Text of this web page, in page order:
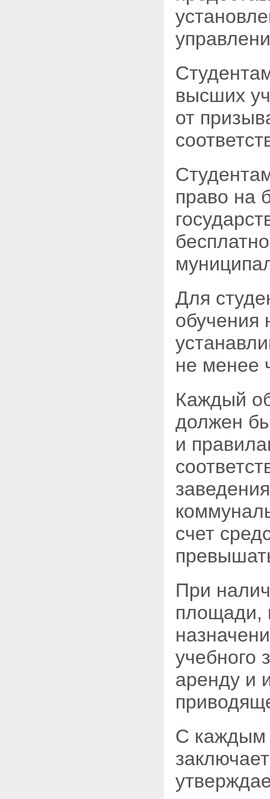
высших
от
право на
Для
обучения
не менее
Каждый
должен
и
счет
При
площади,
учебного
аренду и
С каждым